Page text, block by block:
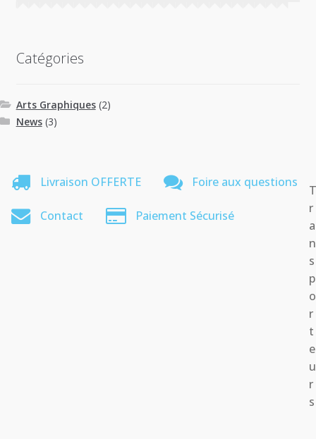
Catégories
Arts Graphiques(2)
News(3)
Livraison OFFERTE Foire aux questions
Contact Paiement Sécurisé
r
a
n
s
p
o
r
t
e
u
r
s